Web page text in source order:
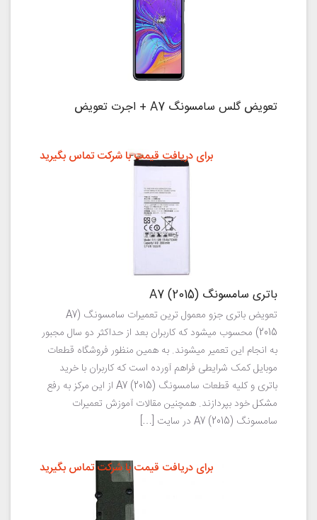
تعویض گلس سامسونگ A7 + اجرت تعویض
باتری سامسونگ (A7 (2015
تعویض باتری جزو معمول ترین تعمیرات سامسونگ (A7
(2015 محسوب میشود که کاربران بعد از حداکثر دو سال مجبور
به انجام این تعمیر میشوند. به همین منظور فروشگاه قطعات
موبایل کمک شرایطی فراهم آورده است که کاربران با خرید
باتری و کلیه قطعات سامسونگ (A7 (2015 از این مرکز به رفع
مشکل خود بپردازند. همچنین مقالات آموزش تعمیرات
سامسونگ (A7 (2015 در سایت […]
برای دریافت قیمت با شرکت تماس بگیرید
برای دریافت قیمت با شرکت تماس بگیرید